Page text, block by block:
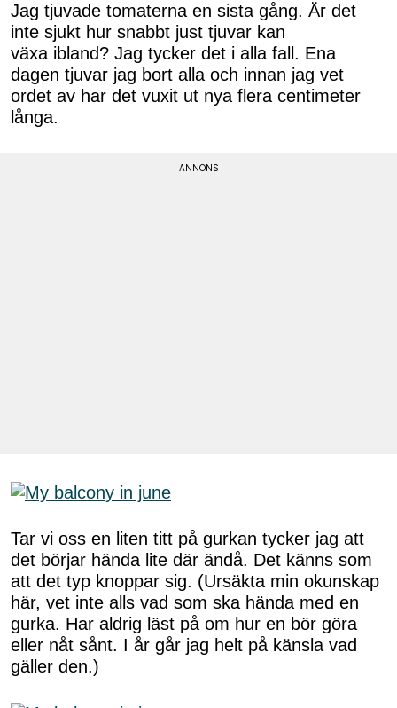
Jag tjuvade tomaterna en sista gång. Är det
inte sjukt hur snabbt just tjuvar kan
växa ibland? Jag tycker det i alla fall. Ena
dagen tjuvar jag bort alla och innan jag vet
ordet av har det vuxit ut nya flera centimeter
långa.
Tar vi oss en liten titt på gurkan tycker jag att
det börjar hända lite där ändå. Det känns som
att det typ knoppar sig. (Ursäkta min okunskap
här, vet inte alls vad som ska hända med en
gurka. Har aldrig läst på om hur en bör göra
eller nåt sånt. I år går jag helt på känsla vad
gäller den.)